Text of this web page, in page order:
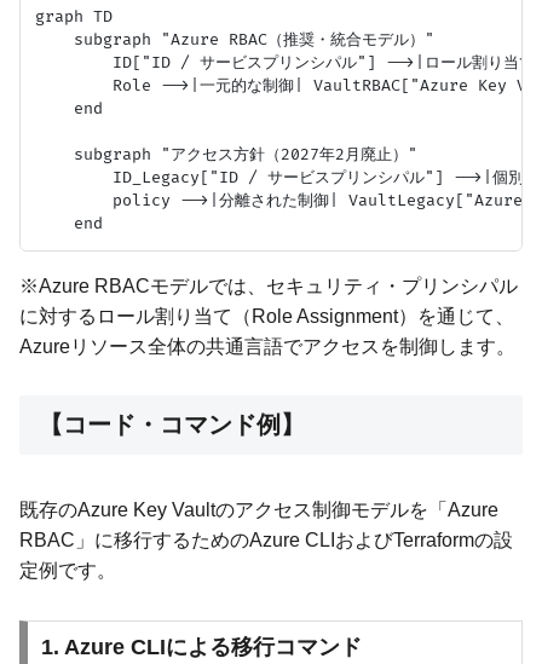
graph TD
    subgraph "Azure RBAC（推奨・統合モデル）"
ID["ID / サービスプリンシパル"] -->|ロール割り
Role -->|一元的な制御| VaultRBAC["Azure Key
    end
    subgraph "アクセス方針（2027年2月廃止）"
ID_Legacy["ID / サービスプリンシパル"] -->|個別
policy -->|分離された制御| VaultLegacy["Azure
※Azure RBACモデルでは、セキュリティ・プリンシパル
に対するロール割り当て（Role Assignment）を通じて、
Azureリソース全体の共通言語でアクセスを制御します。
【コード・コマンド例】
既存のAzure Key Vaultのアクセス制御モデルを「Azure
RBAC」に移行するためのAzure CLIおよびTerraformの設
定例です。
1. Azure CLIによる移行コマンド